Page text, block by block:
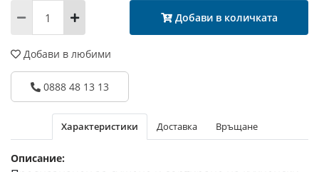
Добави в количката
Добави в любими
0888 48 13 13
Характеристики Доставка Връщане
Описание: